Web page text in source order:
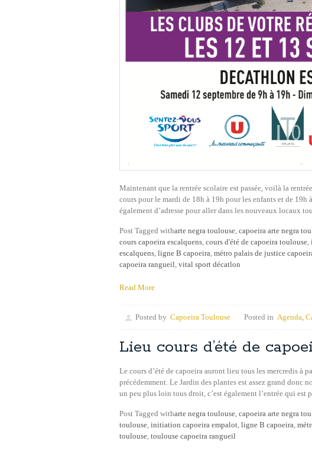
Maintenant que la rentrée scolaire est passée, voilà la
cours pour le mardi de 18h à 19h pour les enfants et de
également d’adresse pour aller dans les nouveaux locaux
Post Tagged witharte negra toulouse, capoeira arte negra
cours capoeira escalquens, cours d'été de capoeira toulouse,
escalquens, ligne B capoeira, métro palais de justice
capoeira rangueil, vital sport décatlon
Read More
Posted by Capoeira Toulouse Posted in Agenda,
Lieu cours d’été de
Le cours d’été de capoeira auront lieu tous les mercredis à
précédemment. Le Jardin des plantes est assez grand donc
un peu plus loin tous droit, c’est également l’entrée qui
Post Tagged witharte negra toulouse, capoeira arte negra
toulouse, initiation capoeira empalot, ligne B capoeira,
toulouse, toulouse capoeira rangueil